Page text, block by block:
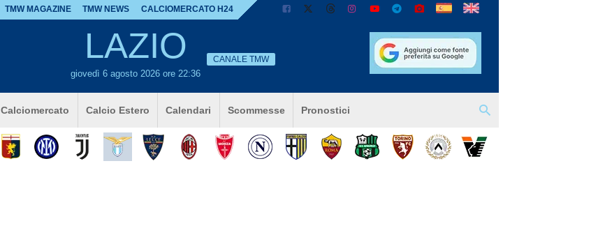
TMW MAGAZINE TMW NEWS CALCIOMERCATO H24
LAZIO
giovedì 6 agosto 2026 ore 22:36
CANALE TMW
Calciomercato Calcio Estero Calendari Scommesse Pronostici